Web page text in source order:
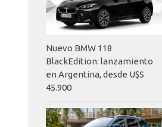
Nuevo BMW 118
BlackEdition: lanzamiento
en Argentina, desde U$S
45.900